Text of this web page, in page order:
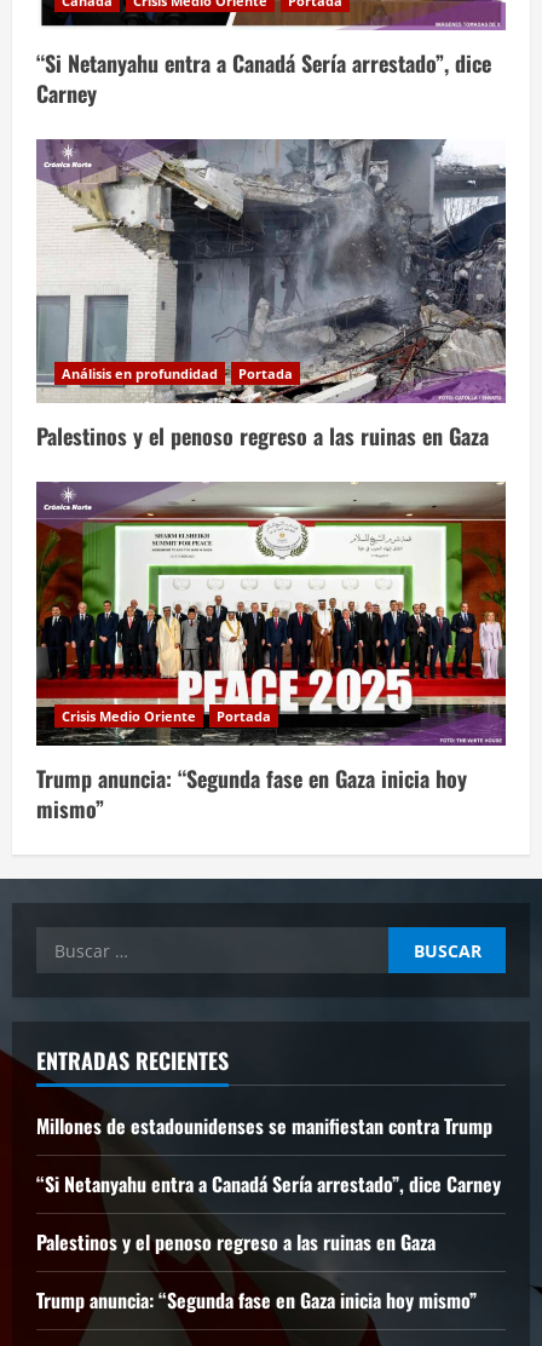
“Si Netanyahu entra a Canadá Sería arrestado”, dice
Carney
Análisis en profundidad Portada
Palestinos y el penoso regreso a las ruinas en Gaza
Crisis Medio Oriente Portada
Trump anuncia: “Segunda fase en Gaza inicia hoy
mismo”
Buscar:
ENTRADAS RECIENTES
Millones de estadounidenses se manifiestan contra Trump
“Si Netanyahu entra a Canadá Sería arrestado”, dice Carney
Palestinos y el penoso regreso a las ruinas en Gaza
Trump anuncia: “Segunda fase en Gaza inicia hoy mismo”